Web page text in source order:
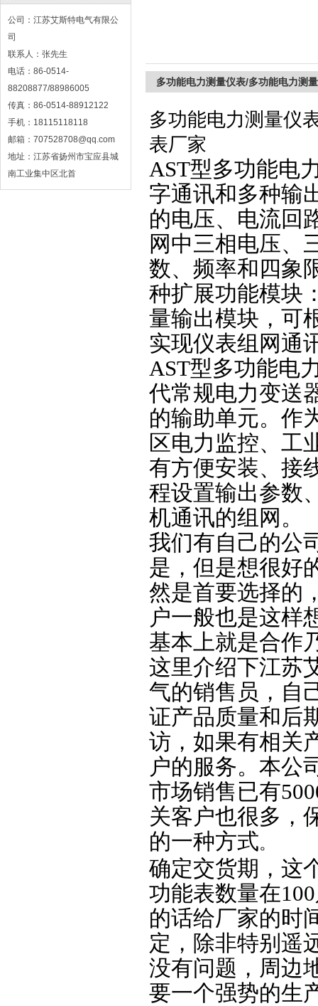
公司：江苏艾斯特电气有限公
司
联系人：张先生
电话：86-0514-
88208877/88986005
传真：86-0514-88912122
手机：18115118118
邮箱：707528708@qq.com
地址：江苏省扬州市宝应县城
南工业集中区北首
多功能电力测量仪表/多功能电力测
多功能电力测量仪
表厂家
AST型多功能电
字通讯和多种输
的电压、电流回
网中三相电压、
数、频率和四象
种扩展功能模块
量输出模块，可
实现仪表组网通
AST型多功能电
代常规电力变送
的输助单元。作
区电力监控、工
有方便安装、接
程设置输出参数
机通讯的组网。
我们有自己的公
是，但是想很好
然是首要选择的
户一般也是这样
基本上就是合作
这里介绍下江苏
气的销售员，自
证产品质量和后
访，如果有相关
户的服务。本公
市场销售已有
关客户也很多，
的一种方式。
确定交货期，这
功能表数量在
的话给厂家的时
定，除非特别遥
没有问题，周边
要一个强势的生